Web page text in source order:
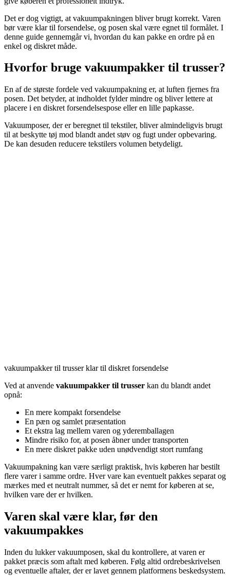
Det er dog vigtigt, at vakuumpakningen bliver brugt korrekt. Varen
bør være klar til forsendelse, og posen skal være egnet til formålet. I
denne guide gennemgår vi, hvordan du kan pakke en ordre på en
enkel og diskret måde.
Hvorfor bruge vakuumpakker til trusser?
En af de største fordele ved vakuumpakning er, at luften fjernes fra
posen. Det betyder, at indholdet fylder mindre og bliver lettere at
placere i en diskret forsendelsespose eller en lille papkasse.
Vakuumposer, der er beregnet til tekstiler, bliver almindeligvis brugt
til at beskytte tøj mod blandt andet støv og fugt under opbevaring.
De kan desuden reducere tekstilers volumen betydeligt.
vakuumpakker til trusser klar til diskret forsendelse
Ved at anvende vakuumpakker til trusser kan du blandt andet
opnå:
En mere kompakt forsendelse
En pæn og samlet præsentation
Et ekstra lag mellem varen og yderemballagen
Mindre risiko for, at posen åbner under transporten
En mere diskret pakke uden unødvendigt stort rumfang
Vakuumpakning kan være særligt praktisk, hvis køberen har bestilt
flere varer i samme ordre. Hver vare kan eventuelt pakkes separat og
mærkes med et neutralt nummer, så det er nemt for køberen at se,
hvilken vare der er hvilken.
Varen skal være klar, før den
vakuumpakkes
Inden du lukker vakuumposen, skal du kontrollere, at varen er
pakket præcis som aftalt med køberen. Følg altid ordrebeskrivelsen
og eventuelle aftaler, der er lavet gennem platformens beskedsystem.